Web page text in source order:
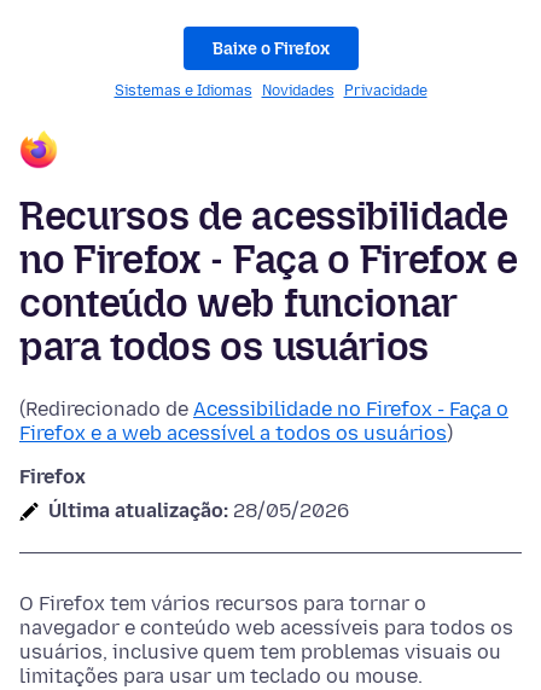
Baixe o Firefox
Sistemas e Idiomas Novidades Privacidade
Recursos de acessibilidade
no Firefox - Faça o Firefox e
conteúdo web funcionar
para todos os usuários
(Redirecionado de Acessibilidade no Firefox - Faça o
Firefox e a web acessível a todos os usuários)
Firefox
Última atualização: 28/05/2026
O Firefox tem vários recursos para tornar o
navegador e conteúdo web acessíveis para todos os
usuários, inclusive quem tem problemas visuais ou
limitações para usar um teclado ou mouse.